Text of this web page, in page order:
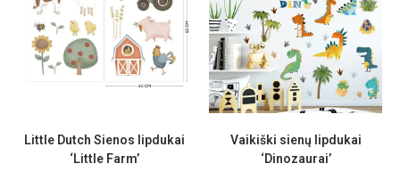
Little Dutch Sienos lipdukai
‘Little Farm’
Vaikiški sienų lipdukai
‘Dinozaurai’